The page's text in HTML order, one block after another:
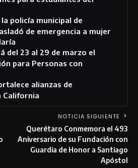
policía municipal de
de emergencia a mujer
del 23 al 29 de marzo el
para Personas con
alianzas de
California
NOTICIA SIGUIENTE
Querétaro Conmemora el 493
Aniversario de su Fundación con
Guardia de Honor a Santiago
Apóstol